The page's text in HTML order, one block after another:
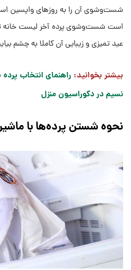
شست‌وشوی آن را به روزهای واپسین
است شست‌وشوی پرده آخر لیست خانه
عید تمیزی و زیبایی آن کاملا به چشم
بیشتر بخوانید: راهنمای انتخاب
نسیم در دکوراسیون منزل
نحوه شستن پرده‌ها با